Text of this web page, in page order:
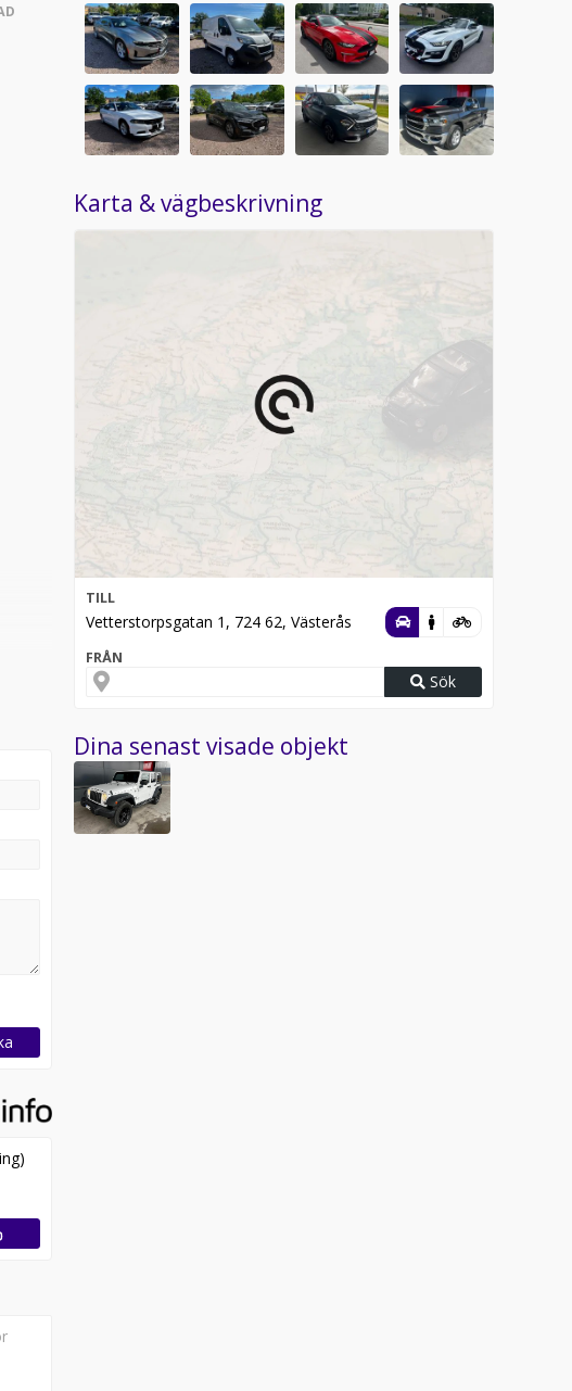
Karta & vägbeskrivning
TILL
Vetterstorpsgatan 1, 724 62, Västerås
FRÅN
Sök
Dina senast visade objekt